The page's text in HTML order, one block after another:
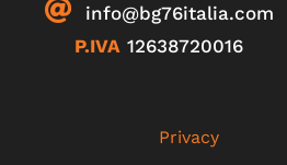
info@bg76italia.com
P.IVA 12638720016
Privacy